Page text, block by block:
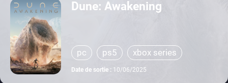
Dune: Awakening
pc ps5 xbox series
Date de sortie : 10/06/2025